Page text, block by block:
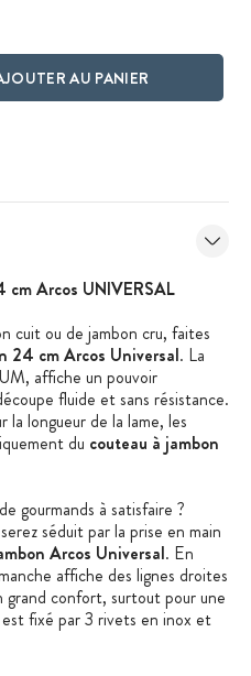
AU PANIER
cm Arcos UNIVERSAL
cuit ou de jambon cru, faites
24 cm Arcos Universal. La
affiche un pouvoir
fluide et sans résistance.
la longueur de la lame, les
du couteau à jambon
gourmands à satisfaire ?
séduit par la prise en main
Arcos Universal. En
affiche des lignes droites
grand confort, surtout pour une
fixé par 3 rivets en inox et